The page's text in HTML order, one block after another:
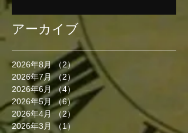
アーカイブ
2026年8月 （2）2件の記事
2026年7月 （2）2件の記事
2026年6月 （4）4件の記事
2026年5月 （6）6件の記事
2026年4月 （2） 2件の記事
2026年3月 （1）